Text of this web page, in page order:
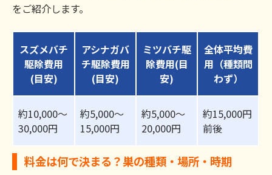
をご紹介します。
スズメバチ
駆除費用
(目安)
アシナガバ
チ駆除費用
(目安)
ミツバチ駆
除費用(目
安)
全体平均費
用（種類問
わず）
約10,000～
30,000円
約5,000～
15,000円
約5,000～
20,000円
約15,000円
前後
料金は何で決まる？巣の種類・場所・時期